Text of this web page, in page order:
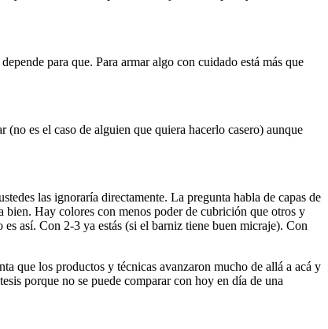
para que. Para armar algo con cuidado está más que
es el caso de alguien que quiera hacerlo casero) aunque
las ignoraría directamente. La pregunta habla de capas de
bien. Hay colores con menos poder de cubrición que otros y
así. Con 2-3 ya estás (si el barniz tiene buen micraje). Con
que los productos y técnicas avanzaron mucho de allá a acá y
porque no se puede comparar con hoy en día de una